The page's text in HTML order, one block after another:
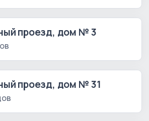
проезд, дом № 3
проезд, дом № 31